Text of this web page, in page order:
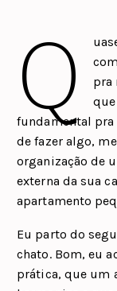
Q
pra
fundamental
de fazer algo,
organização de
externa da sua
apartamento
Eu parto do
chato. Bom, eu
prática, que um